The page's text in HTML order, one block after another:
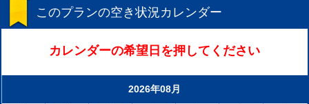
このプランの空き状況カレンダー
カレンダーの希望日を押してください
2026年08月